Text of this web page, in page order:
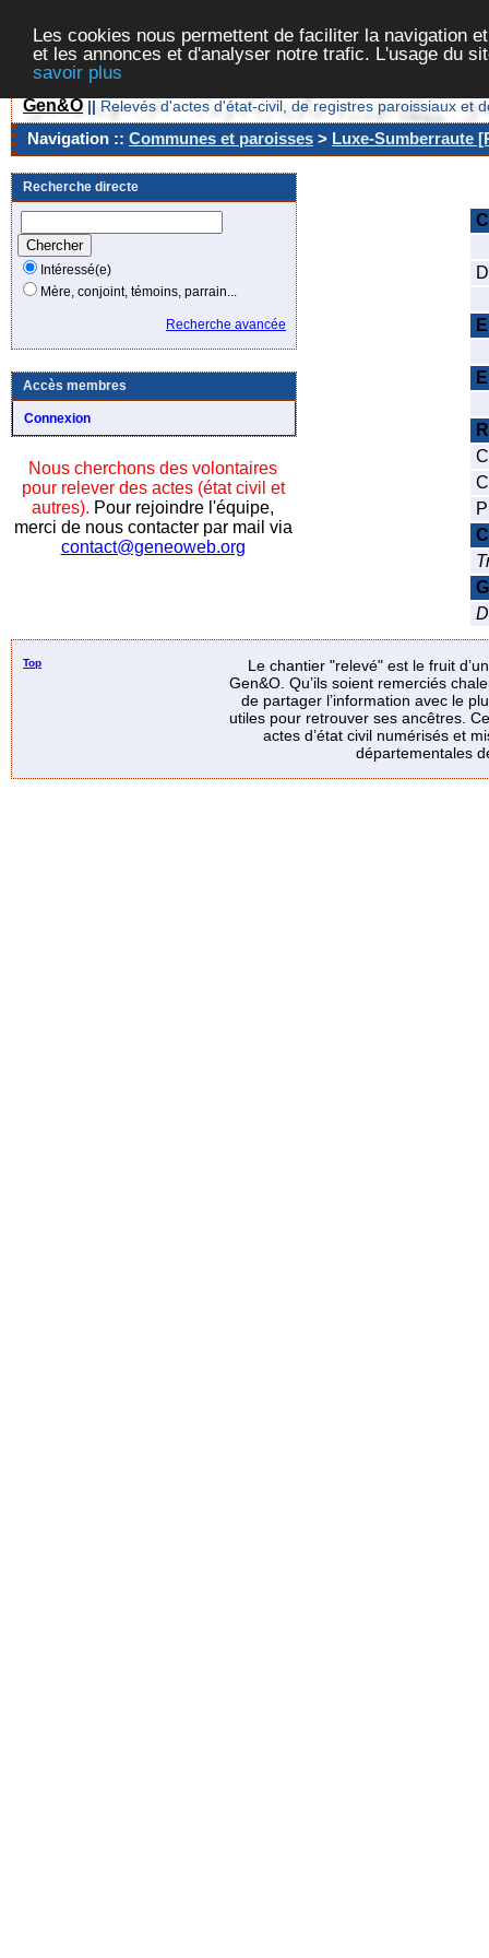
Les cookies nous permettent de faciliter la navigation
et les annonces et d'analyser notre trafic. L'usage du
savoir plus
Gen&O || Relevés d'actes d'état-civil, de registres paroissiaux et
Navigation :: Communes et paroisses > Luxe-Sumberraute
Recherche directe
Intéressé(e)
Mère, conjoint, témoins, parrain...
Recherche avancée
Accès membres
Connexion
Nous cherchons des volontaires
pour relever des actes (état civil et
autres). Pour rejoindre l'équipe,
merci de nous contacter par mail via
contact@geneoweb.org
Top
Le chantier "relevé" est le fruit
Gen&O. Qu’ils soient remerciés
de partager l’information avec le
utiles pour retrouver ses ancêtres.
actes d’état civil numérisés et
départementales